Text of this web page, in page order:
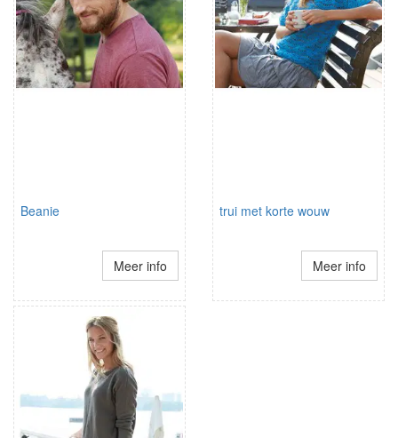
Beanie
Meer info
trui met korte wouw
Meer info